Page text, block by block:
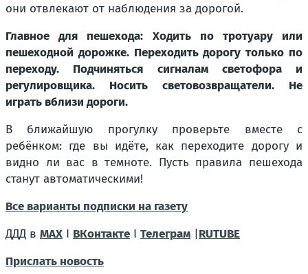
они отвлекают от наблюдения за дорогой.
Главное для пешехода: Ходить по тротуару или
пешеходной дорожке. Переходить дорогу только по
переходу. Подчиняться сигналам светофора и
регулировщика. Носить световозвращатели. Не
играть вблизи дороги.
В ближайшую прогулку проверьте вместе с
ребёнком: где вы идёте, как переходите дорогу и
видно ли вас в темноте. Пусть правила пешехода
станут автоматическими!
Все варианты подписки на газету
ДДД в MAX I ВКонтакте I Телеграм |RUTUBE
Прислать новость